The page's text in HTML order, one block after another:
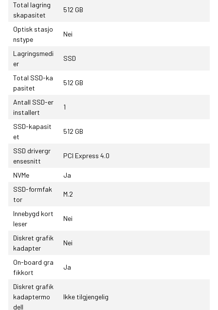
Total lagring
skapasitet
512 GB
Optisk stasjo
nstype
Nei
Lagringsmedi
er
SSD
Total SSD-ka
pasitet
512 GB
Antall SSD-er
installert
1
SSD-kapasit
et
512 GB
SSD drivergr
ensesnitt
PCI Express 4.0
NVMe
Ja
SSD-formfak
tor
M.2
Innebygd kort
leser
Nei
Diskret grafik
kadapter
Nei
On-board gra
fikkort
Ja
Diskret grafik
kadaptermo
dell
Ikke tilgjengelig